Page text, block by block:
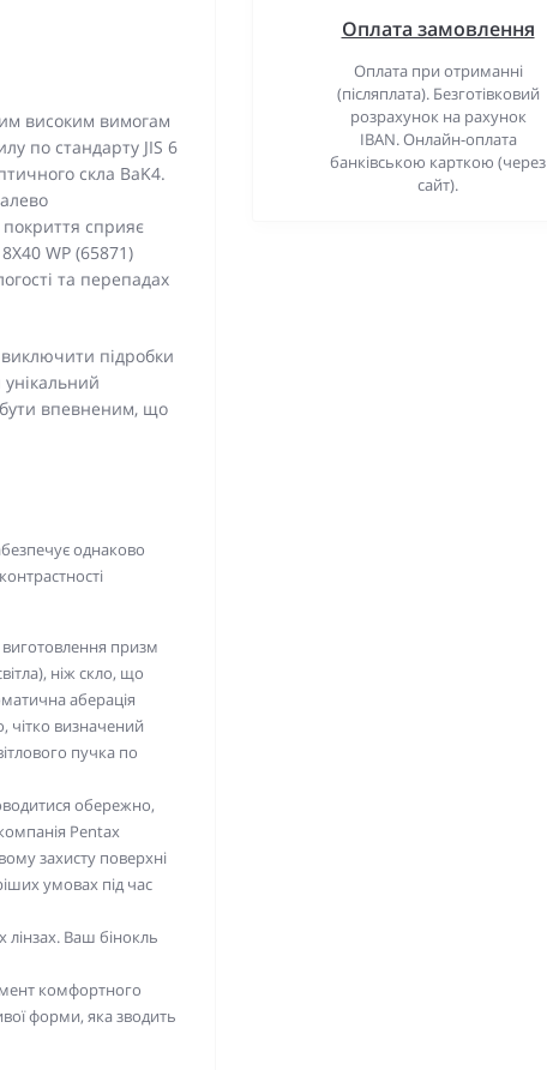
високим вимогам
по стандарту JIS 6
скла BaK4.
сприяє
WP (65871)
та перепадах
виключити підробки
бути впевненим, що
однаково
призм
ніж скло, що
аберація
чітко визначений
пучка по
обережно,
Pentax
захисту поверхні
умовах під час
лінзах. Ваш бінокль
комфортного
форми, яка зводить
Оплата замовлення
Оплата при отриманні
(післяплата). Безготівковий
розрахунок на рахунок
IBAN. Онлайн-оплата
банківською карткою (через
сайт).